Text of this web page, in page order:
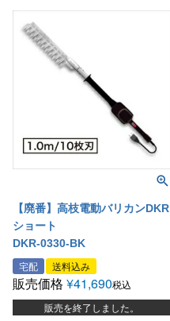
【廃番】高枝電動バリカンDKR
ショート
DKR-0330-BK
宅配 送料込み
販売価格 ¥41,690税込
販売を終了しました。